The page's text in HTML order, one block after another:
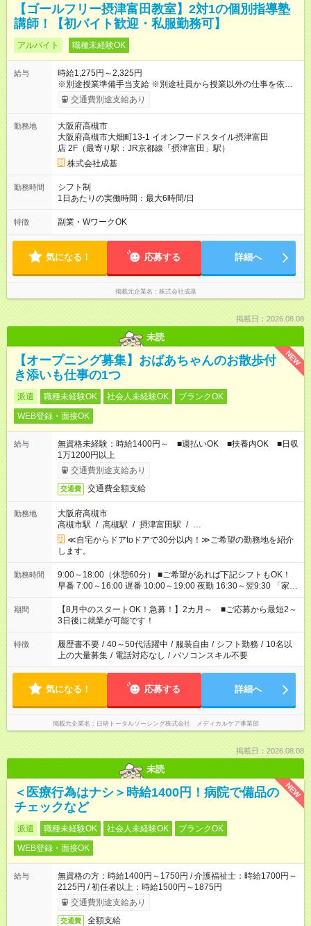
【ゴールフリー摂津富田教室】2対1の個別指導塾
講師！【初バイト歓迎・私服勤務可】
アルバイト 職種未経験OK
給与
時給1,275円～2,325円
※別途授業準備手当支給 ※別途社員から授業以外の仕事を依頼す
ることがあります。その際は事務給を支給します（規定あ
り）。 【試用期間】試用期間あり 試用期間の長さ：3ヶ月 ※ 雇
態：本採用時と同じです。 給与：時給 1,185円 ～ 1,185円 1コ
マ(80分) ：1580円
交通費別途支給あり
勤務地
大阪府高槻市
大阪府高槻市大畑町13-1 イオンフードスタイル摂津富田
店 2F（最寄り駅：JR京都線「摂津富田」駅）
株式会社成基
勤務時間
シフト制
1日あたりの実働時間：最大6時間/日
特徴 副業・WワークOK
気になる！ 応募する 詳細へ
掲載元企業名 株式会社成基
掲載日：2026.08.08
未読
NEW
【オープニング募集】おばあちゃんのお散歩付
き添いも仕事の1つ
派遣 職種未経験OK 社会人未経験OK
ブランクOK
WEB登録・面接OK
給与
無資格未経験：時給1400円～ ■週払いOK ■扶養内OK ■日収
1万1200円以上
交通費別途支給あり
交通費 交通費全額支給
勤務地
大阪府高槻市
高槻市駅 / 高槻駅 / 摂津富田駅 / …
≪自宅からドアtoドアで30分以内！≫ご希望の勤務地を紹介
します。
勤務時間
9:00～18:00（休憩60分） ■ご希望があれば下記シフトもOK！
早番 7:00～16:00 遅番 10:00～19:00 夜勤 16:30～翌9:30 「家族
と休みを合わせたい」 「余裕を持って夕飯の準備がしたい」
「できれば残業はしたくない」 など、ご希望を教えてください
ね。 ※Wワーク希望の方へ 今ご覧のお仕事で希望する勤務時間
と、もう1つのお仕事の勤務時間。 合計で週40時間を超える場
合は応募できません。
期間
【8月中のスタートOK！急募！】2カ月～ ■ご応募から最短2～
3日後に就業が可能です！
特徴 履歴書不要 / 40～50代活躍中 / 服装自由 / シフト勤務 / 10名以
上の大量募集 / 電話対応なし / パソコンスキル不要
気になる！ 応募する 詳細へ
掲載元企業名 日研トータルソーシング株式会社 メディカルケア事業部
掲載日：2026.08.08
未読
NEW
＜医療行為はナシ＞時給1400円！病院で備品の
チェックなど
派遣 職種未経験OK 社会人未経験OK
ブランクOK
WEB登録・面接OK
給与
無資格の方：時給1400円～1750円 / 介護福祉士：時給1700円～
2125円 / 初任者以上：時給1500円～1875円
交通費別途支給あり
交通費 全額支給